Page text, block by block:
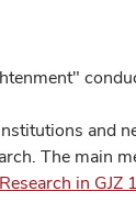
and
The main
Research in GJZ